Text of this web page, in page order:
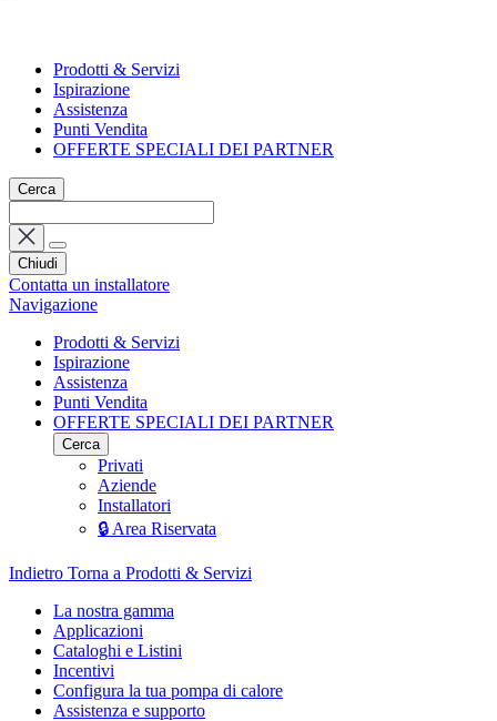
Prodotti & Servizi
Ispirazione
Assistenza
Punti Vendita
OFFERTE SPECIALI DEI PARTNER
Cerca
Chiudi
Contatta un installatore
Navigazione
Prodotti & Servizi
Ispirazione
Assistenza
Punti Vendita
OFFERTE SPECIALI DEI PARTNER
Cerca
Privati
Aziende
Installatori
🔒 Area Riservata
Indietro Torna a Prodotti & Servizi
La nostra gamma
Applicazioni
Cataloghi e Listini
Incentivi
Configura la tua pompa di calore
Assistenza e supporto